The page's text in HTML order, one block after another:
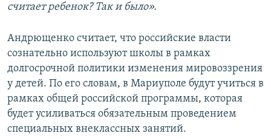
считает ребенок? Так и было».
Андрющенко считает, что российские власти
сознательно используют школы в рамках
долгосрочной политики изменения мировоззрения
у детей. По его словам, в Мариуполе будут учиться в
рамках общей российской программы, которая
будет усиливаться обязательным проведением
специальных внеклассных занятий.